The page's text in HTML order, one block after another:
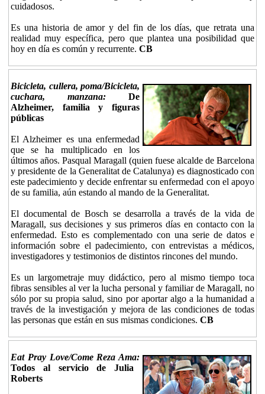
cuidadosos.
Es una historia de amor y del fin de los días, que retrata una
realidad muy específica, pero que plantea una posibilidad que
hoy en día es común y recurrente. CB
Bicicleta, cullera, poma/Bicicleta,
cuchara, manzana: De
Alzheimer, familia y figuras
públicas
El Alzheimer es una enfermedad
que se ha multiplicado en los
últimos años. Pasqual Maragall (quien fuese alcalde de Barcelona
y presidente de la Generalitat de Catalunya) es diagnosticado con
este padecimiento y decide enfrentar su enfermedad con el apoyo
de su familia, aún estando al mando de la Generalitat.
El documental de Bosch se desarrolla a través de la vida de
Maragall, sus decisiones y sus primeros días en contacto con la
enfermedad. Esto es complementado con una serie de datos e
información sobre el padecimiento, con entrevistas a médicos,
investigadores y testimonios de distintos rincones del mundo.
Es un largometraje muy didáctico, pero al mismo tiempo toca
fibras sensibles al ver la lucha personal y familiar de Maragall, no
sólo por su propia salud, sino por aportar algo a la humanidad a
través de la investigación y mejora de las condiciones de todas
las personas que están en sus mismas condiciones. CB
Eat Pray Love/Come Reza Ama:
Todos al servicio de Julia
Roberts